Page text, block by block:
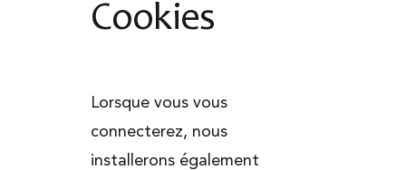
Cookies
Lorsque vous vous
connecterez, nous
installerons également